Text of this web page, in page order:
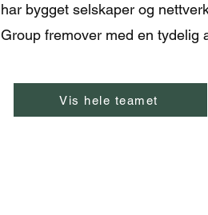
har bygget selskaper og
Group fremover med en tydelig
Vis hele teamet